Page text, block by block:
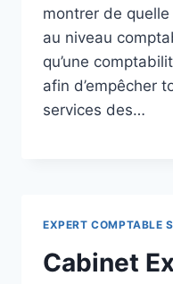
montrer de
au niveau
qu’une
afin d’empêcher
services des…
EXPERT COMPTABLE
Cabinet